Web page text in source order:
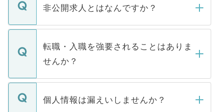
登録内容を確認し、その後メールもしくは
ます。通常、5営業日以内にはご連絡をせて
いただきますので、しばらくお待ちくださ
非公開求人とはなんですか？
マイナビDOCTORで取り扱っている求人の
うち約3割は、Webサイトからご覧いただ
けない「非公開求人」です。非公開求人は
下記の理由によって、一般には公開してい
ません。
■応募殺到を避けるため 人気のある医療機
転職・入職を強要されることはありま
せんか？
転職・入職を強要することは一切ありませ
ん。また、仮に応募先から内定をいただい
個人情報は漏えいしませんか？